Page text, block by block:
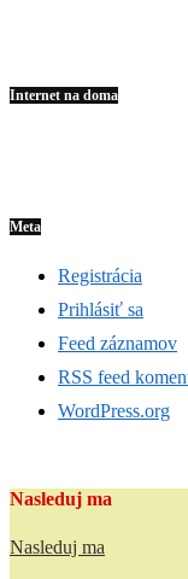
Internet na doma
Meta
Registrácia
Prihlásiť sa
Feed záznamov
RSS feed
WordPress.org
Nasleduj ma
Nasleduj ma